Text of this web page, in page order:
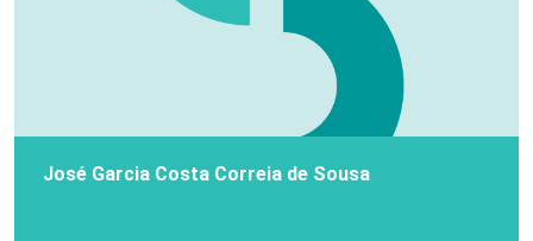
José Garcia Costa Correia de Sousa